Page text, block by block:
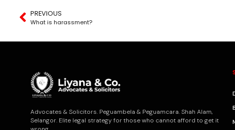
PREVIOUS
What is harassment?
Advocates & Solicitors. Peguambela & Peguamcara. Shah Alam,
Selangor. Elite legal strategy for those who cannot afford to get it